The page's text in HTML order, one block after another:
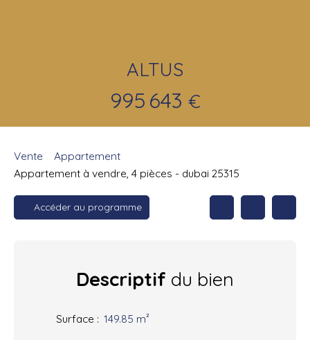
ALTUS
995 643 €
Vente
Appartement
Appartement à vendre, 4 pièces - dubai 25315
Accéder au programme
Descriptif du bien
Surface : 149.85 m²